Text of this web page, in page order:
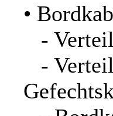
•
-
-